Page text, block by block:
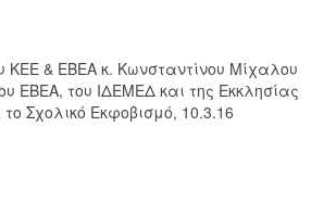
ΚΕΕ & ΕΒΕΑ κ. Κωνσταντίνου Μίχαλου
ΕΒΕΑ, του ΙΔΕΜΕΔ και της Εκκλησίας
Σχολικό Εκφοβισμό, 10.3.16